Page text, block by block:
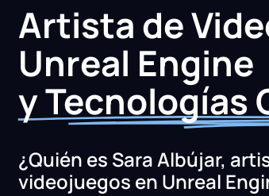
Artista de
Unreal Engine
y Tecnologías
¿Quién es Sara Albújar,
videojuegos en Unreal